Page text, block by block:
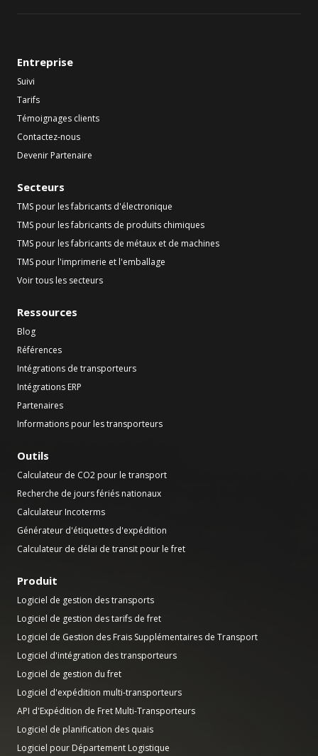
Entreprise
Suivi
Tarifs
Témoignages clients
Contactez-nous
Devenir Partenaire
Secteurs
TMS pour les fabricants d'électronique
TMS pour les fabricants de produits chimiques
TMS pour les fabricants de métaux et de machines
TMS pour l'imprimerie et l'emballage
Voir tous les secteurs
Ressources
Blog
Références
Intégrations de transporteurs
Intégrations ERP
Partenaires
Informations pour les transporteurs
Outils
Calculateur de CO2 pour le transport
Recherche de jours fériés nationaux
Calculateur Incoterms
Générateur d'étiquettes d'expédition
Calculateur de délai de transit pour le fret
Produit
Logiciel de gestion des transports
Logiciel de gestion des tarifs de fret
Logiciel de Gestion des Frais Supplémentaires de Transport
Logiciel d'intégration des transporteurs
Logiciel de gestion du fret
Logiciel d'expédition multi-transporteurs
API d'Expédition de Fret Multi-Transporteurs
Logiciel de planification des quais
Logiciel pour Département Logistique